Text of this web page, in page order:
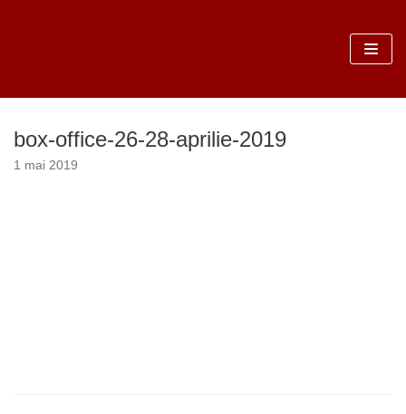
conținut
box-office-26-28-aprilie-2019
1 mai 2019